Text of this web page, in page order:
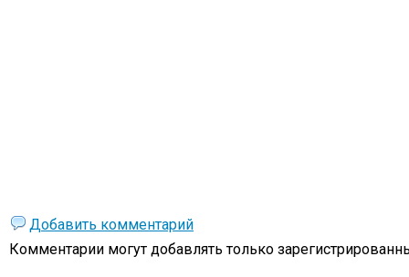
Добавить комментарий
Комментарии могут добавлять только